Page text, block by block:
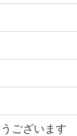
ございます